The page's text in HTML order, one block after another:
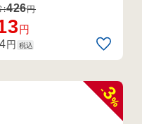
:426円
円
円 税込
-
3
%